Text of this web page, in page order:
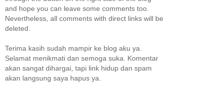
and hope you can leave some comments too.
Nevertheless, all comments with direct links will be
deleted.
Terima kasih sudah mampir ke blog aku ya.
Selamat menikmati dan semoga suka. Komentar
akan sangat dihargai, tapi link hidup dan spam
akan langsung saya hapus ya.